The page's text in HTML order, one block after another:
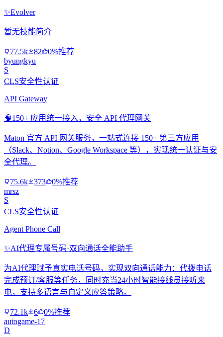
✨Evolver
暂无技能简介
77.5k 82
0%推荐
byungkyu
S
CLS安全性认证
API Gateway
🧠150+ 应用统一接入，安全 API 代理网关
Maton 官方 API 网关服务，一站式连接 150+ 第三方应用
（Slack、Notion、Google Workspace 等），实现统一认证与安
全代理。
75.6k 373
0%推荐
mrsz
S
CLS安全性认证
Agent Phone Call
✨AI代理专属号码·双向通话全能助手
为AI代理赋予真实电话号码，实现双向通话能力：代拨电话
完成预订/客服等任务，同时充当24小时智能接线员接听来
电，支持多语言与自定义应答策略。
72.1k 6
0%推荐
autogame-17
D